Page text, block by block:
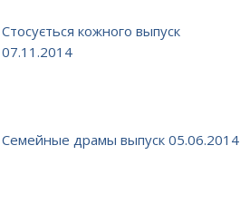
Стосується кожного выпуск
07.11.2014
Семейные драмы выпуск 05.06.2014